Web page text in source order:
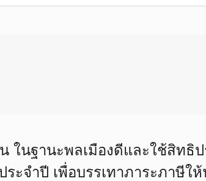
ในฐานะพลเมืองดีและใช้สิทธิ
จำปี เพื่อบรรเทาภาระภาษีใ